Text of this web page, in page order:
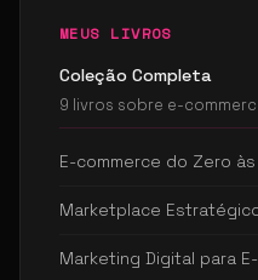
MEUS LIVROS
Coleção Completa
9 livros sobre e-
E-commerce do Zero às
Marketplace
Marketing Digital para